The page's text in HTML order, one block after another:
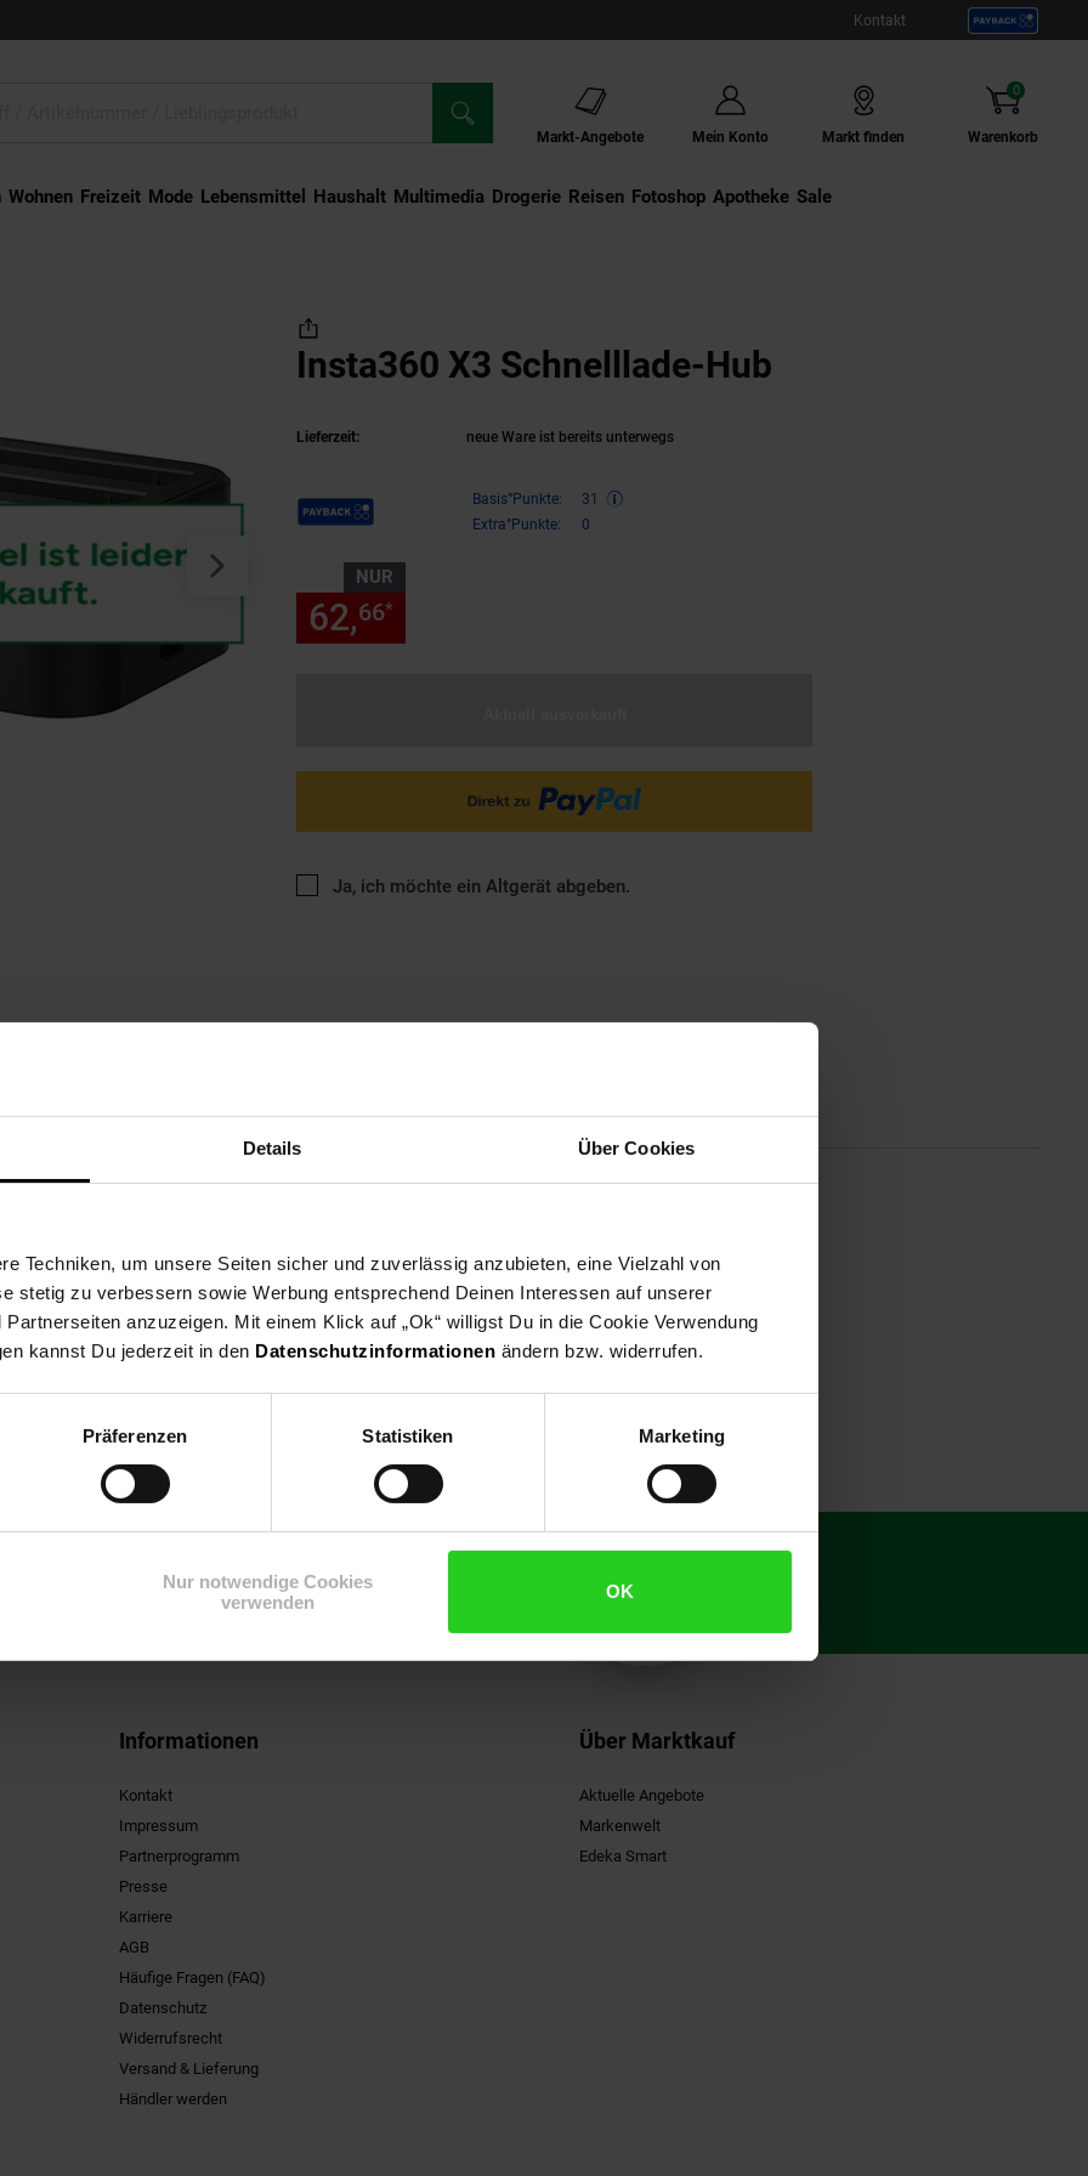
Details Über Cookies
Techniken, um unsere Seiten sicher und zuverlässig anzubieten, eine Vielzahl von
stetig zu verbessern sowie Werbung entsprechend Deinen Interessen auf unserer
anzuzeigen. Mit einem Klick auf „Ok“ willigst Du in die Cookie Verwendung
kannst Du jederzeit in den Datenschutzinformationen ändern bzw. widerrufen.
Präferenzen Statistiken Marketing
Nur notwendige Cookies
verwenden
OK
Kontakt
Markt-Angebote Mein Konto Markt finden Warenkorb
0
Artikel
Wohnen Freizeit Mode Lebensmittel Haushalt Multimedia Drogerie Externer Link:
Reisen Externer Link:
Fotoshop Externer Link:
Apotheke Sale
Insta360 X3 Schnelllade-Hub
Lieferzeit: neue Ware ist bereits unterwegs
Payback Punkte Basis°Punkte:
31
Extra°Punkte:
0
NUR
62,66*
Ja, ich möchte ein Altgerät abgeben.
Versandinformationen Herstellerinformationen Altgeräterücknahme
ermöglicht das gleichzeitige Aufladen von bis zu drei Akkus deiner X3 Kamera. Mit der
perfekt für unterwegs und sorgt dafür, dass du immer genügend Energie für deine Aufnahmen hast.
15€**
Jetzt Newsletter abonnieren
Informationen
Kontakt
Impressum
Partnerprogramm
Presse
Karriere
AGB
Häufige Fragen (FAQ)
Datenschutz
Widerrufsrecht
Versand & Lieferung
Händler werden
Über Marktkauf
Aktuelle Angebote
Markenwelt
Edeka Smart